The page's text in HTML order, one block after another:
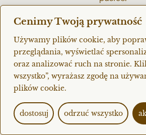
Cenimy Twoją prywatność
Używamy plików cookie, aby
przeglądania, wyświetlać
oraz analizować ruch na stronie.
wszystko”, wyrażasz zgodę na
plików cookie.
dostosuj odrzuć wszystko
ciałem.
Ten (nie)kurs todroga, którą
Pustek mamy za sobą
Trudnych, bolesnych,
rozpadaliśmy się, by potem
nowo. W tym taką, która
Która trwała prawie rok i
przewartościowaliśmy